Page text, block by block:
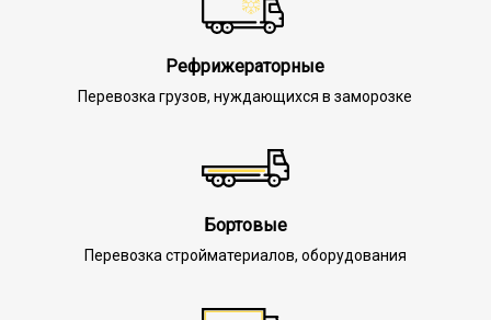
Рефрижераторные
Перевозка грузов, нуждающихся в заморозке
Бортовые
Перевозка стройматериалов, оборудования